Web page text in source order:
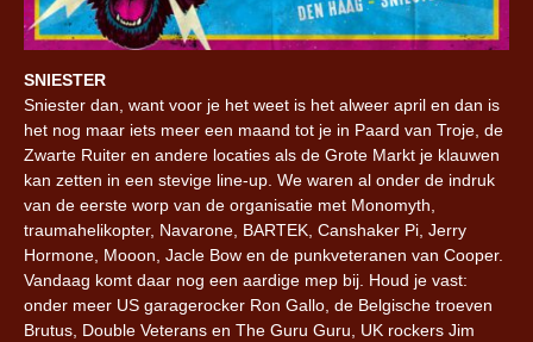
SNIESTER
Sniester dan, want voor je het weet is het alweer april en dan is
het nog maar iets meer een maand tot je in Paard van Troje, de
Zwarte Ruiter en andere locaties als de Grote Markt je klauwen
kan zetten in een stevige line-up. We waren al onder de indruk
van de eerste worp van de organisatie met Monomyth,
traumahelikopter, Navarone, BARTEK, Canshaker Pi, Jerry
Hormone, Mooon, Jacle Bow en de punkveteranen van Cooper.
Vandaag komt daar nog een aardige mep bij. Houd je vast:
onder meer US garagerocker Ron Gallo, de Belgische troeven
Brutus, Double Veterans en The Guru Guru, UK rockers Jim